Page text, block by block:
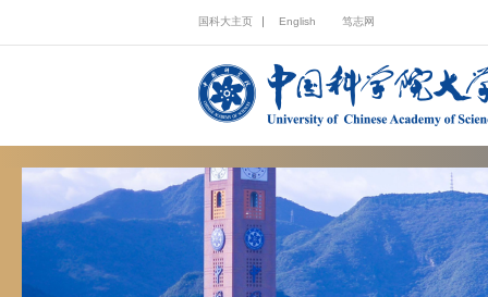
国科大主页 English 笃志网